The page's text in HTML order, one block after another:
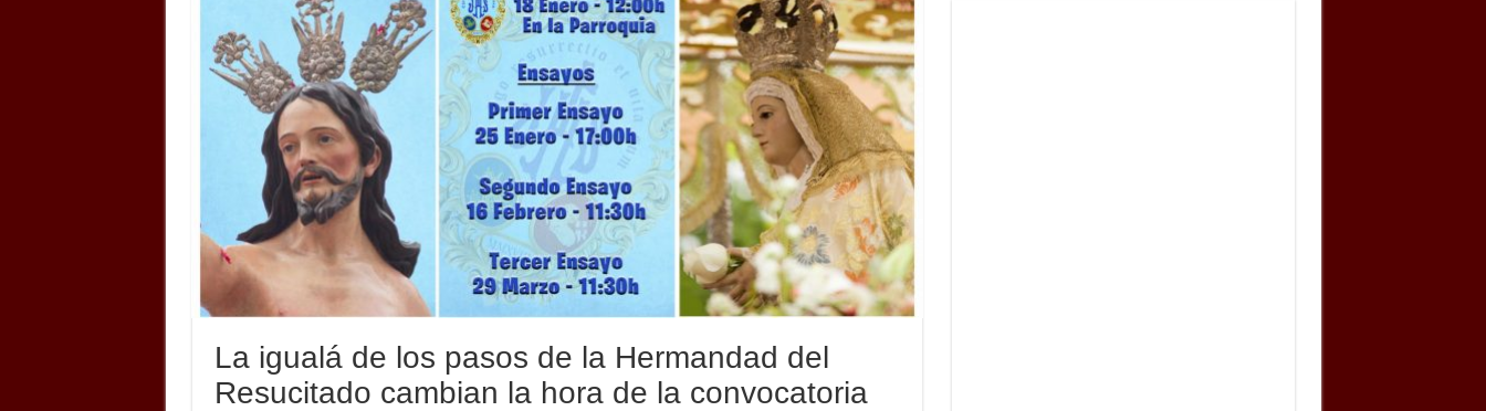
La igualá de los pasos de la Hermandad del
Resucitado cambian la hora de la convocatoria